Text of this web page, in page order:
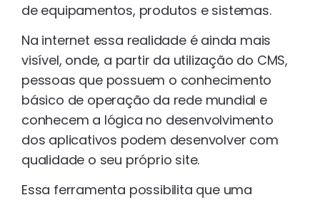
de equipamentos, produtos e sistemas.
Na internet essa realidade é ainda mais
visível, onde, a partir da utilização do CMS,
pessoas que possuem o conhecimento
básico de operação da rede mundial e
conhecem a lógica no desenvolvimento
dos aplicativos podem desenvolver com
qualidade o seu próprio site.
Essa ferramenta possibilita que uma